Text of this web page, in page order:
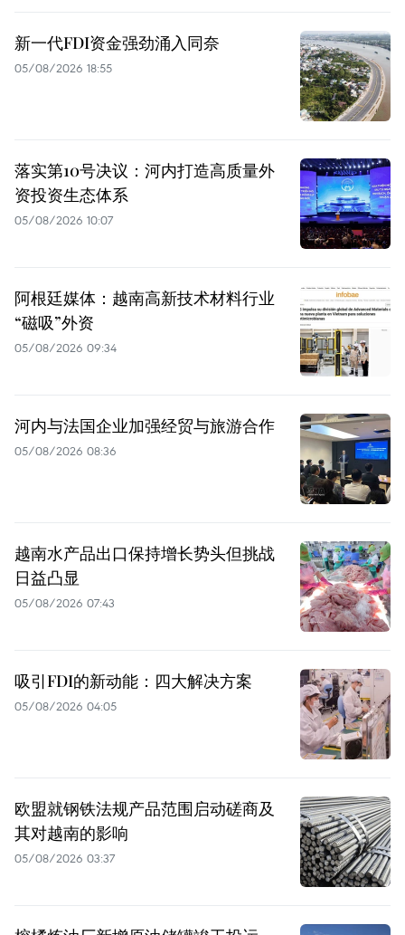
新一代FDI资金强劲涌入同奈
05/08/2026 18:55
落实第10号决议：河内打造高质量外
资投资生态体系
05/08/2026 10:07
阿根廷媒体：越南高新技术材料行业
“磁吸”外资
05/08/2026 09:34
河内与法国企业加强经贸与旅游合作
05/08/2026 08:36
越南水产品出口保持增长势头但挑战
日益凸显
05/08/2026 07:43
吸引FDI的新动能：四大解决方案
05/08/2026 04:05
欧盟就钢铁法规产品范围启动磋商及
其对越南的影响
05/08/2026 03:37